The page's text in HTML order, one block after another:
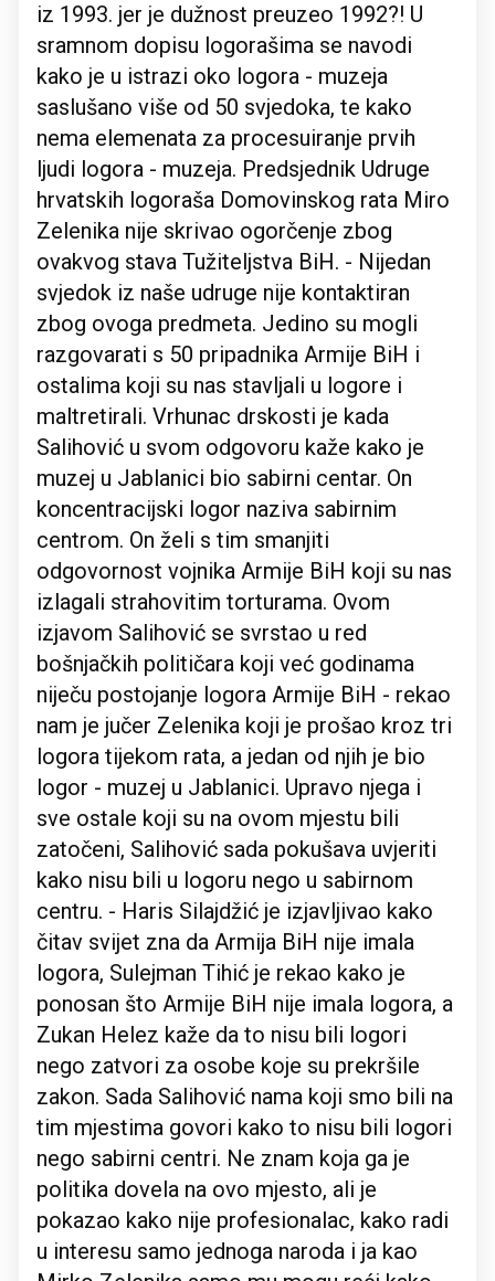
iz 1993. jer je dužnost preuzeo 1992?! U
sramnom dopisu logorašima se navodi
kako je u istrazi oko logora - muzeja
saslušano više od 50 svjedoka, te kako
nema elemenata za procesuiranje prvih
ljudi logora - muzeja. Predsjednik Udruge
hrvatskih logoraša Domovinskog rata Miro
Zelenika nije skrivao ogorčenje zbog
ovakvog stava Tužiteljstva BiH. - Nijedan
svjedok iz naše udruge nije kontaktiran
zbog ovoga predmeta. Jedino su mogli
razgovarati s 50 pripadnika Armije BiH i
ostalima koji su nas stavljali u logore i
maltretirali. Vrhunac drskosti je kada
Salihović u svom odgovoru kaže kako je
muzej u Jablanici bio sabirni centar. On
koncentracijski logor naziva sabirnim
centrom. On želi s tim smanjiti
odgovornost vojnika Armije BiH koji su nas
izlagali strahovitim torturama. Ovom
izjavom Salihović se svrstao u red
bošnjačkih političara koji već godinama
niječu postojanje logora Armije BiH - rekao
nam je jučer Zelenika koji je prošao kroz tri
logora tijekom rata, a jedan od njih je bio
logor - muzej u Jablanici. Upravo njega i
sve ostale koji su na ovom mjestu bili
zatočeni, Salihović sada pokušava uvjeriti
kako nisu bili u logoru nego u sabirnom
centru. - Haris Silajdžić je izjavljivao kako
čitav svijet zna da Armija BiH nije imala
logora, Sulejman Tihić je rekao kako je
ponosan što Armije BiH nije imala logora, a
Zukan Helez kaže da to nisu bili logori
nego zatvori za osobe koje su prekršile
zakon. Sada Salihović nama koji smo bili na
tim mjestima govori kako to nisu bili logori
nego sabirni centri. Ne znam koja ga je
politika dovela na ovo mjesto, ali je
pokazao kako nije profesionalac, kako radi
u interesu samo jednoga naroda i ja kao